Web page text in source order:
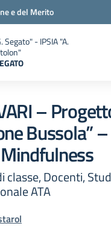
e del Merito
Segato" - IPSIA "A.
–
Bussola” –
classe, Docenti,
ATA